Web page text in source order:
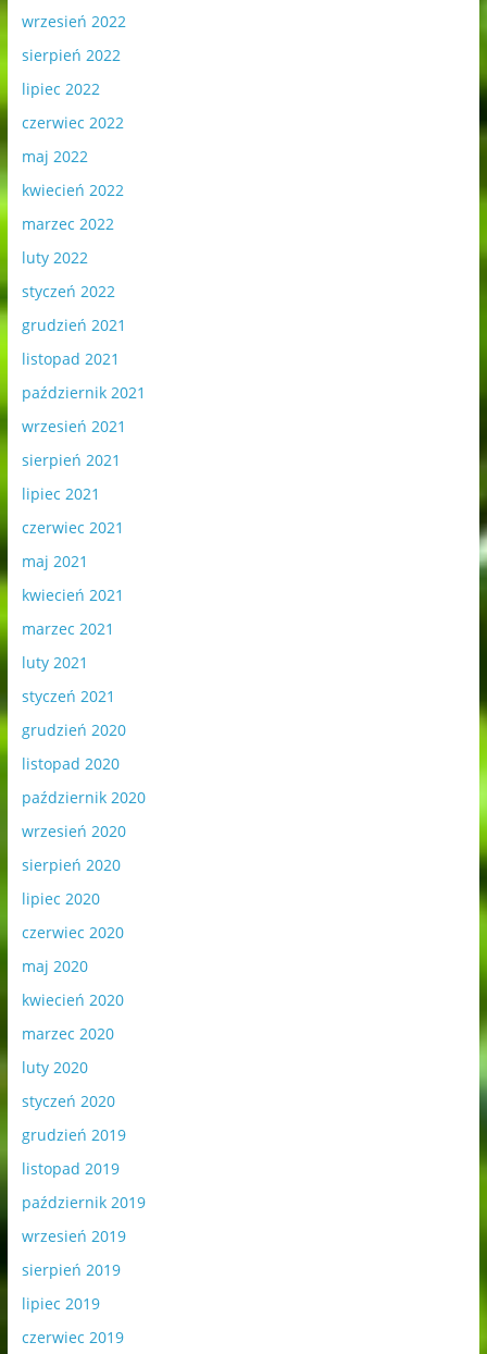
wrzesień 2022
sierpień 2022
lipiec 2022
czerwiec 2022
maj 2022
kwiecień 2022
marzec 2022
luty 2022
styczeń 2022
grudzień 2021
listopad 2021
październik 2021
wrzesień 2021
sierpień 2021
lipiec 2021
czerwiec 2021
maj 2021
kwiecień 2021
marzec 2021
luty 2021
styczeń 2021
grudzień 2020
listopad 2020
październik 2020
wrzesień 2020
sierpień 2020
lipiec 2020
czerwiec 2020
maj 2020
kwiecień 2020
marzec 2020
luty 2020
styczeń 2020
grudzień 2019
listopad 2019
październik 2019
wrzesień 2019
sierpień 2019
lipiec 2019
czerwiec 2019